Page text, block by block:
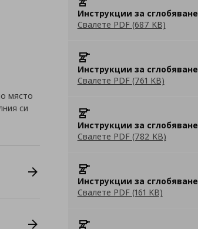
Инструкции за сглобяване
Свалете PDF (687 KB)
Инструкции за сглобяване
Свалете PDF (761 KB)
Инструкции за сглобяване
Свалете PDF (782 KB)
Инструкции за сглобяване
Свалете PDF (161 KB)
място
си